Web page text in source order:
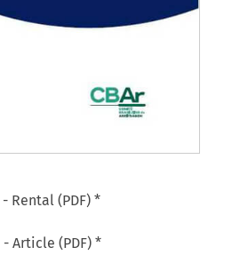
- Rental (PDF) *
- Article (PDF) *